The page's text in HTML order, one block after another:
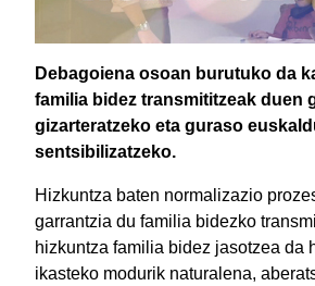
Debagoiena osoan burutuko da
familia bidez transmititzeak duen
gizarteratzeko eta guraso
sentsibilizatzeko.
Hizkuntza baten normalizazio
garrantzia du familia bidezko
hizkuntza familia bidez jasotzea da
ikasteko modurik naturalena,